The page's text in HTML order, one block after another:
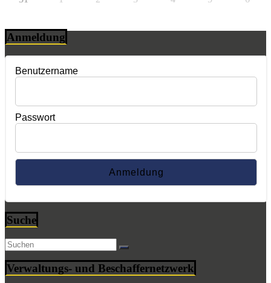
Anmeldung
Benutzername
Passwort
Suche
Verwaltungs- und Beschaffernetzwerk